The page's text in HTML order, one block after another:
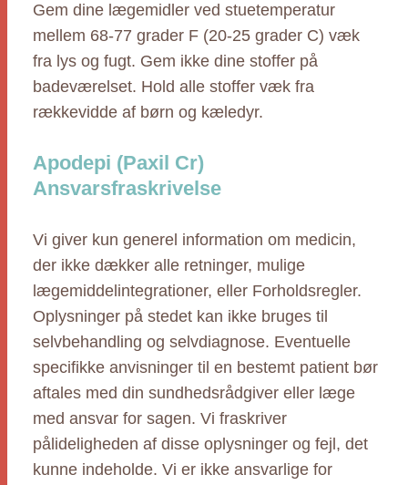
Gem dine lægemidler ved stuetemperatur
mellem 68-77 grader F (20-25 grader C) væk
fra lys og fugt. Gem ikke dine stoffer på
badeværelset. Hold alle stoffer væk fra
rækkevidde af børn og kæledyr.
Apodepi (Paxil Cr)
Ansvarsfraskrivelse
Vi giver kun generel information om medicin,
der ikke dækker alle retninger, mulige
lægemiddelintegrationer, eller Forholdsregler.
Oplysninger på stedet kan ikke bruges til
selvbehandling og selvdiagnose. Eventuelle
specifikke anvisninger til en bestemt patient bør
aftales med din sundhedsrådgiver eller læge
med ansvar for sagen. Vi fraskriver
pålideligheden af disse oplysninger og fejl, det
kunne indeholde. Vi er ikke ansvarlige for